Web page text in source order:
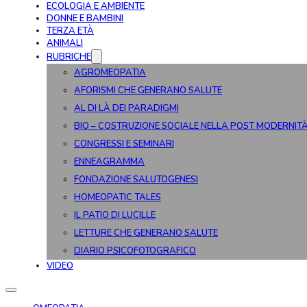
ECOLOGIA E AMBIENTE
DONNE E BAMBINI
TERZA ETÀ
ANIMALI
RUBRICHE
AGROMEOPATIA
AFORISMI CHE GENERANO SALUTE
AL DI LÀ DEI PARADIGMI
BIO – COSTRUZIONE SOCIALE NELLA POST
CONGRESSI E SEMINARI
ENNEAGRAMMA
FONDAZIONE SALUTOGENESI
HOMEOPATIC TALES
IL PATIO DI LUCILLE
LETTURE CHE GENERANO SALUTE
DIARIO PSICOFOTOGRAFICO
VIDEO